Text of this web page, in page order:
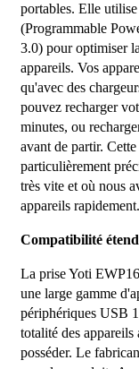
portables. Elle
(Programmable
3.0) pour optimiser
appareils. Vos
qu'avec des
pouvez recharger
minutes, ou
avant de partir.
particulièrement
très vite et où nous
appareils rapidement.
Compatibilité
La prise Yoti
une large gamme
périphériques USB
totalité des
posséder. Le